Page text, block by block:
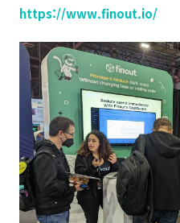
https://www.finout.io/